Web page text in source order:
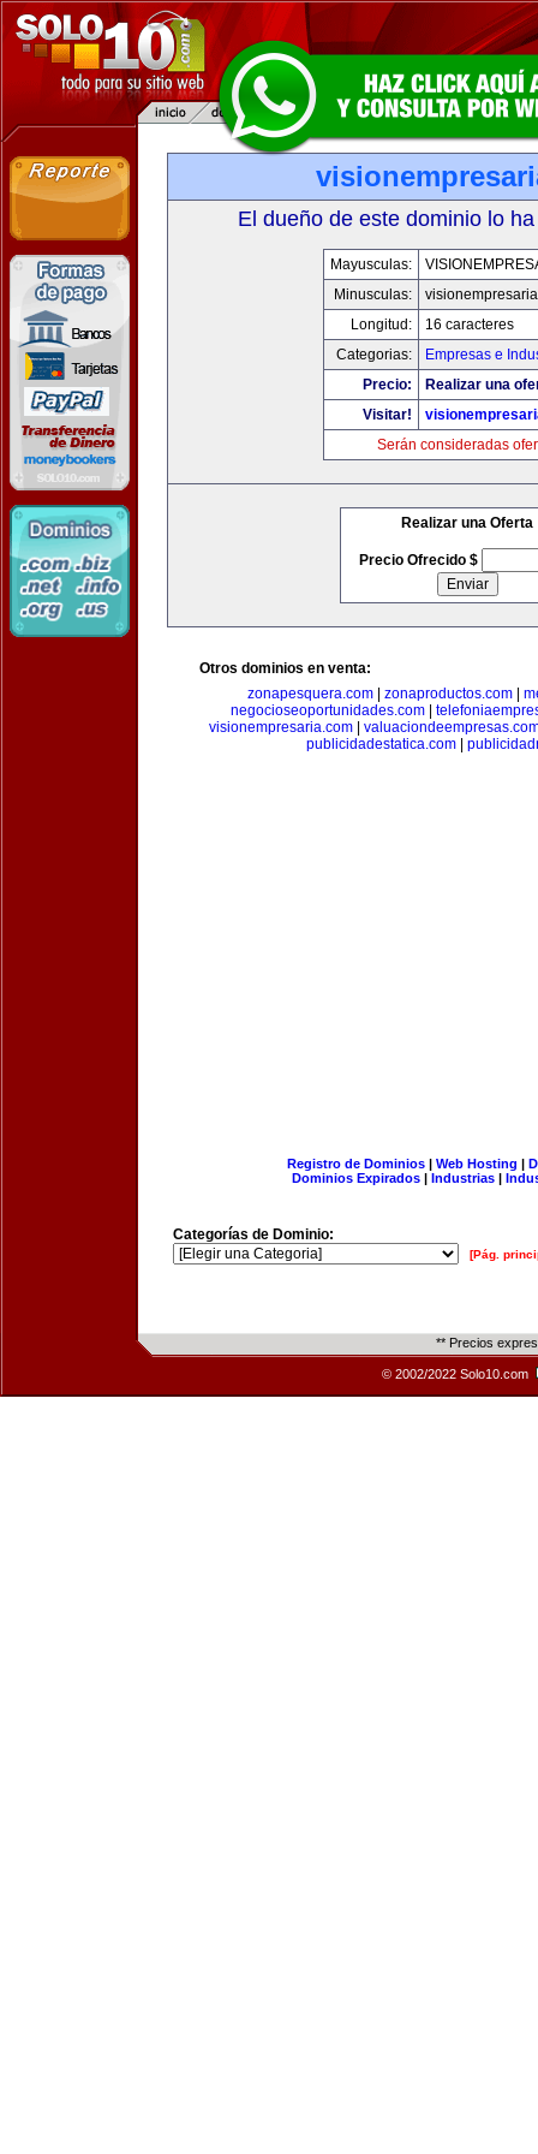
El dueño de este dominio lo
Mayusculas:
Minusculas:
Longitud:
16 caracteres
Categorias:
Empresas e
Precio:
Realizar una
Visitar!
Serán consideradas
Realizar una Oferta
Precio Ofrecido $
Otros dominios en venta:
zonapesquera.com| zonaproductos.com|
negocioseoportunidades.com
visionempresaria.com
publicidadestatica.com
Registro de Dominios| Web Hosting |
Dominios Expirados | Industrias |
Categorías de Dominio:
[Pág.
** Precios
© 2002/2022 Solo10.com